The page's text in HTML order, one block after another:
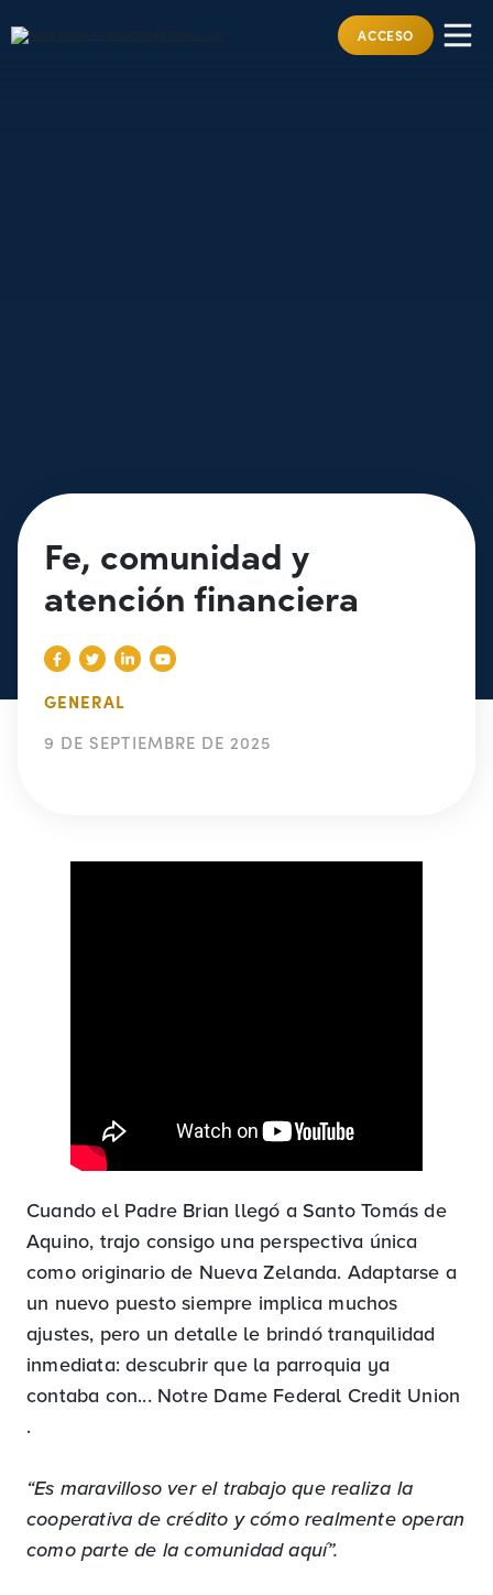
ACCESO
Fe, comunidad y
atención financiera
GENERAL
9 DE SEPTIEMBRE DE 2025
Cuando el Padre Brian llegó a Santo Tomás de
Aquino, trajo consigo una perspectiva única
como originario de Nueva Zelanda. Adaptarse a
un nuevo puesto siempre implica muchos
ajustes, pero un detalle le brindó tranquilidad
inmediata: descubrir que la parroquia ya
contaba con... Notre Dame Federal Credit Union
.
“Es maravilloso ver el trabajo que realiza la
cooperativa de crédito y cómo realmente operan
como parte de la comunidad aquí”.